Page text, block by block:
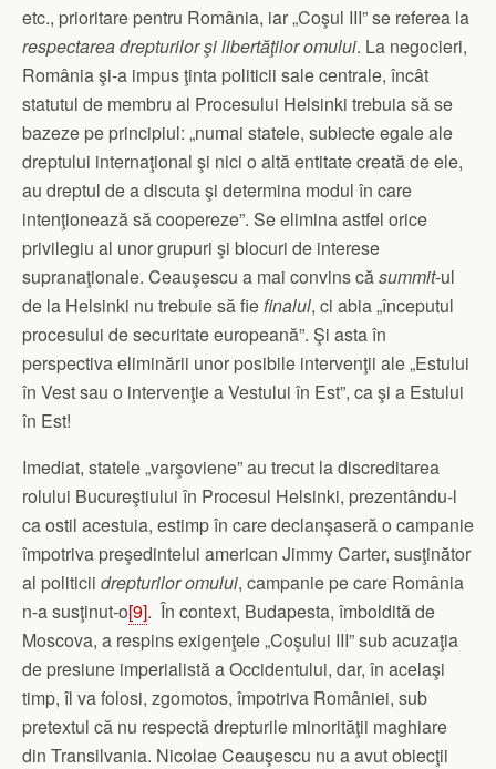
etc., prioritare pentru România, iar „Coşul III” se referea la
respectarea drepturilor şi libertăţilor omului. La negocieri,
România şi-a impus ţinta politicii sale centrale, încât
statutul de membru al Procesului Helsinki trebuia să se
bazeze pe principiul: „numai statele, subiecte egale ale
dreptului internaţional şi nici o altă entitate creată de ele,
au dreptul de a discuta şi determina modul în care
intenţionează să coopereze”. Se elimina astfel orice
privilegiu al unor grupuri şi blocuri de interese
supranaţionale. Ceauşescu a mai convins căsummit-ul
de la Helsinki nu trebuie să fiefinalul, ci abia „începutul
procesului de securitate europeană”. Şi asta în
perspectiva eliminării unor posibile intervenţii ale „Estului
în Vest sau o intervenţie a Vestului în Est”, ca şi a Estului
în Est!
Imediat, statele „varşoviene” au trecut la discreditarea
rolului Bucureştiului în Procesul Helsinki, prezentându-l
ca ostil acestuia, estimp în care declanşaseră o campanie
împotriva preşedintelui american Jimmy Carter, susţinător
al politicii drepturilor omului, campanie pe care România
n-a susţinut-o[9]. În context, Budapesta, îmboldită de
Moscova, a respins exigenţele „Coşului III” sub acuzaţia
de presiune imperialistă a Occidentului, dar, în acelaşi
timp, îl va folosi, zgomotos, împotriva României, sub
pretextul că nu respectă drepturile minorităţii maghiare
din Transilvania. Nicolae Ceauşescu nu a avut obiecţii